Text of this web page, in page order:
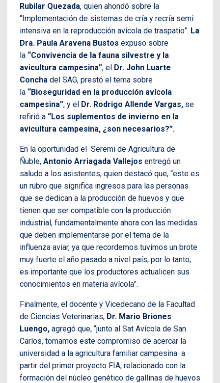
Rubilar Quezada, quien ahondó sobre la
“Implementación de sistemas de cría y recría semi
intensiva en la reproducción avícola de traspatio”. La
Dra. Paula Aravena Bustos expuso sobre
la “Convivencia de la fauna silvestre y la
avicultura campesina”, el Dr. John Luarte
Concha del SAG, prestó el tema sobre
la “Bioseguridad en la producción avícola
campesina”, y el Dr. Rodrigo Allende Vargas, se
refirió a “Los suplementos de invierno en la
avicultura campesina, ¿son necesarios?”.
En la oportunidad el Seremi de Agricultura de
Ñuble, Antonio Arriagada Vallejos entregó un
saludo a los asistentes, quien destacó que, “este es
un rubro que significa ingresos para las personas
que se dedican a la producción de huevos y que
tienen que ser compatible con la producción
industrial, fundamentalmente ahora con las medidas
que deben implementarse por el tema de la
influenza aviar, ya que recordemos tuvimos un brote
muy fuerte el año pasado a nivel país, por lo tanto,
es importante que los productores actualicen sus
conocimientos en materia avícola”.
Finalmente, el docente y Vicedecano de la Facultad
de Ciencias Veterinarias, Dr. Mario Briones
Luengo, agregó que, “junto al Sat Avícola de San
Carlos, tomamos este compromiso de acercar la
universidad a la agricultura familiar campesina a
partir del primer proyecto FIA, relacionado con la
formación del núcleo genético de gallinas de huevos